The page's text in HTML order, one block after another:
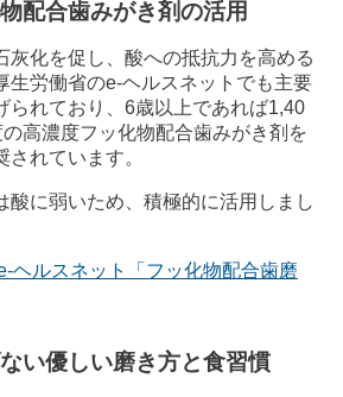
配合歯みがき剤の活用
灰化を促し、酸への抵抗力を高める
生労働省のe-ヘルスネットでも主要
られており、6歳以上であれば1,40
高濃度フッ化物配合歯みがき剤を
れています。
酸に弱いため、積極的に活用しまし
ヘルスネット「フッ化物配合歯磨
い優しい磨き方と食習慣